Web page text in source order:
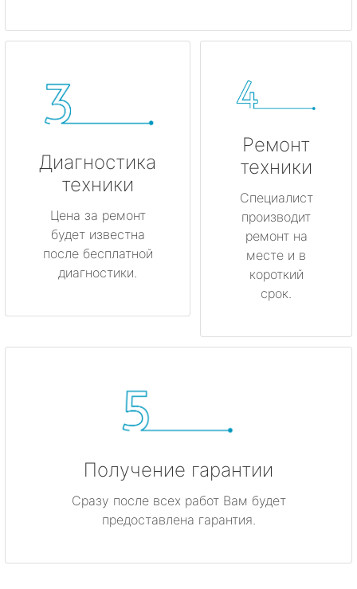
Диагностика
техники
Цена за ремонт
будет известна
после бесплатной
диагностики.
Ремонт
техники
Специалист
производит
ремонт на
месте и в
короткий
срок.
Получение гарантии
Сразу после всех работ Вам будет
предоставлена гарантия.